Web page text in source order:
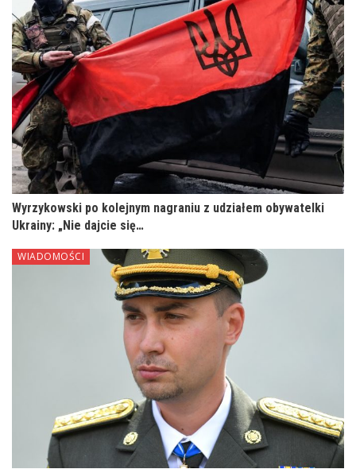
Wyrzykowski po kolejnym nagraniu z udziałem obywatelki
Ukrainy: „Nie dajcie się…
WIADOMOŚCI